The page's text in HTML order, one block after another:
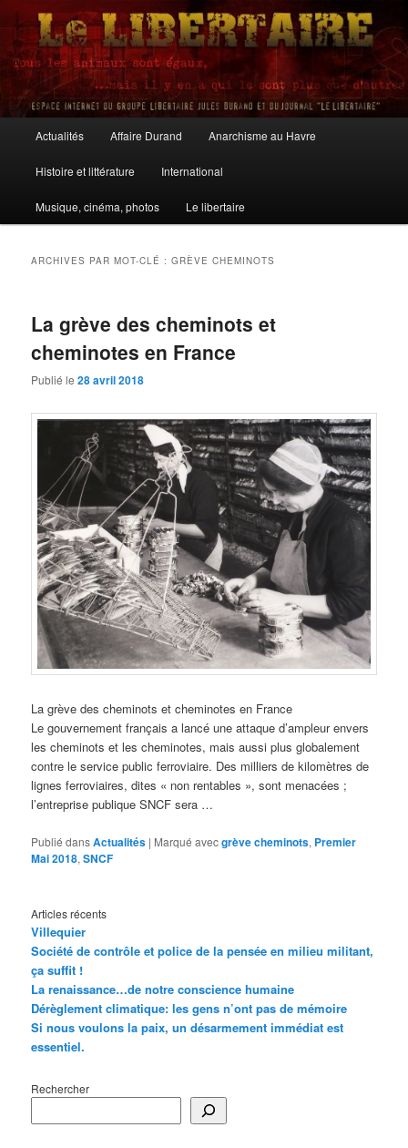
Aller
contenu
principal
Aller
contenu
secondaire
Le Libertaire
principal
Actualités Affaire Durand Anarchisme au Havre
Histoire et littérature International
Musique, cinéma, photos Le libertaire
ARCHIVES PAR MOT-CLÉ :GRÈVE CHEMINOTS
La grève des cheminots et
cheminotes en France
Publié le28 avril 2018
La grève des cheminots et cheminotes en France
Le gouvernement français a lancé une attaque d’ampleur envers
les cheminots et les cheminotes, mais aussi plus globalement
contre le service public ferroviaire. Des milliers de kilomètres de
lignes ferroviaires, dites « non rentables », sont menacées ;
l’entreprise publique SNCF sera …
Publié dansActualités | Marqué avecgrève cheminots, Premier
Mai 2018,SNCF
Articles récents
Villequier
Société de contrôle et police de la pensée en milieu militant,
ça suffit !
La renaissance…de notre conscience humaine
Dérèglement climatique: les gens n’ont pas de mémoire
Si nous voulons la paix, un désarmement immédiat est
essentiel.
Rechercher